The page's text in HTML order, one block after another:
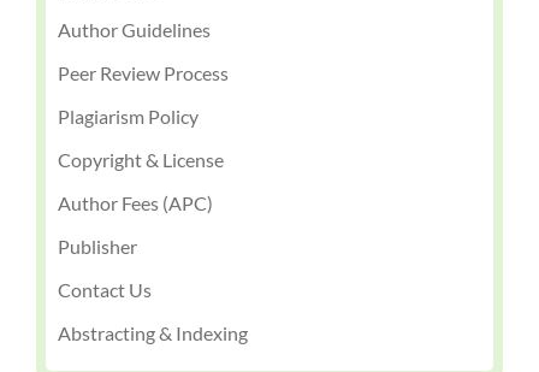
Author Guidelines
Peer Review Process
Plagiarism Policy
Copyright & License
Author Fees (APC)
Publisher
Contact Us
Abstracting & Indexing